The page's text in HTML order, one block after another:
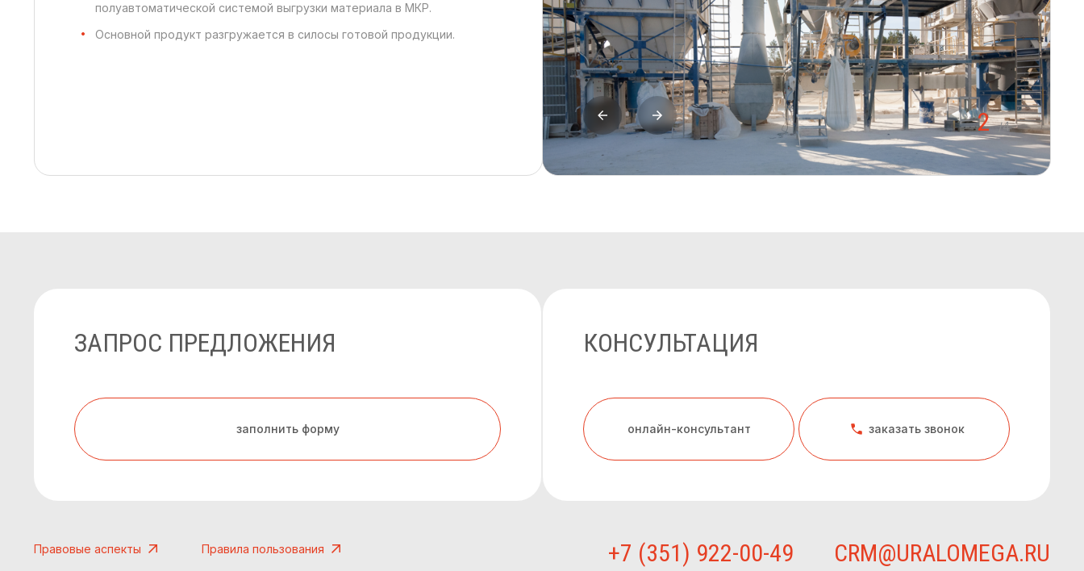
2 /4
полуавтоматической системой выгрузки материала в МКР.
Основной продукт разгружается в силосы готовой продукции.
+7 (351) 922-00-49 CRM@URALOMEGA.RU
ЗАПРОС ПРЕДЛОЖЕНИЯ
заполнить форму
КОНСУЛЬТАЦИЯ
заказать звонок
онлайн-консультант
Правовые аспекты Правила пользования